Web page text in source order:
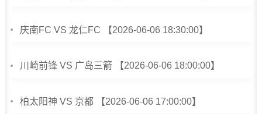
庆南FC VS 龙仁FC 【2026-06-06 18:30:00】
川崎前锋 VS 广岛三箭 【2026-06-06 18:00:00】
柏太阳神 VS 京都 【2026-06-06 17:00:00】